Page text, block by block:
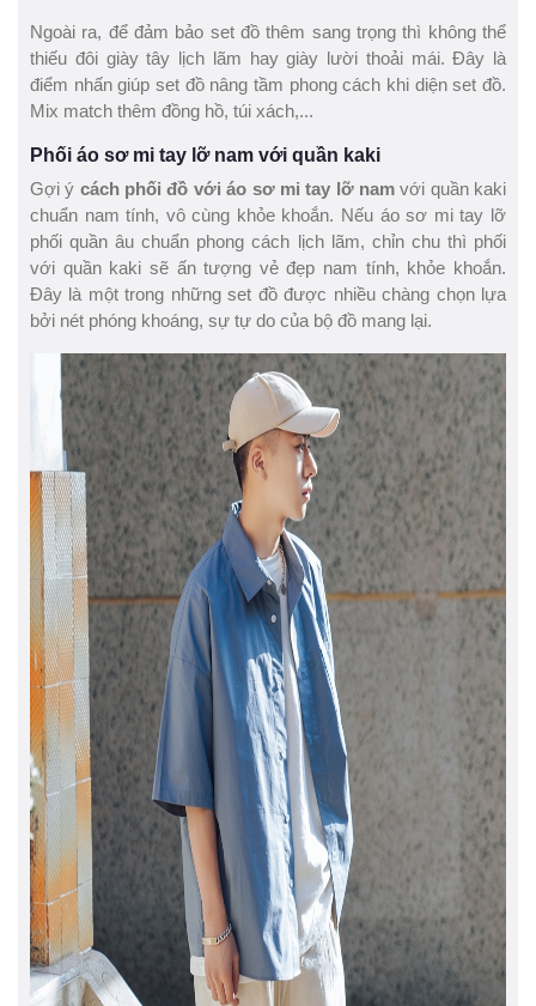
Ngoài ra, để đảm bảo set đồ thêm sang trọng thì không thể
thiếu đôi giày tây lịch lãm hay giày lười thoải mái. Đây là
điểm nhấn giúp set đồ nâng tầm phong cách khi diện set đồ.
Mix match thêm đồng hồ, túi xách,...
Phối áo sơ mi tay lỡ nam với quần kaki
Gợi ý cách phối đồ với áo sơ mi tay lỡ namvới quần kaki
chuẩn nam tính, vô cùng khỏe khoắn. Nếu áo sơ mi tay lỡ
phối quần âu chuẩn phong cách lịch lãm, chỉn chu thì phối
với quần kaki sẽ ấn tượng vẻ đẹp nam tính, khỏe khoắn.
Đây là một trong những set đồ được nhiều chàng chọn lựa
bởi nét phóng khoáng, sự tự do của bộ đồ mang lại.